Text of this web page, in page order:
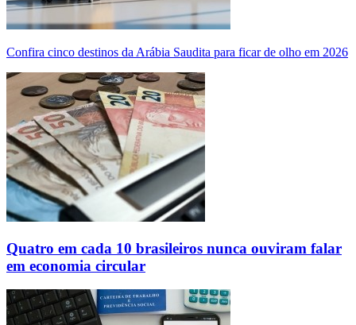
Confira cinco destinos da Arábia Saudita para ficar de olho em 2026
Quatro em cada 10 brasileiros nunca ouviram falar
em economia circular